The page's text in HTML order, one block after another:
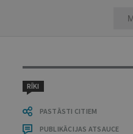
RĪKI
PASTĀSTI CITIEM
PUBLIKĀCIJAS ATSAUCE